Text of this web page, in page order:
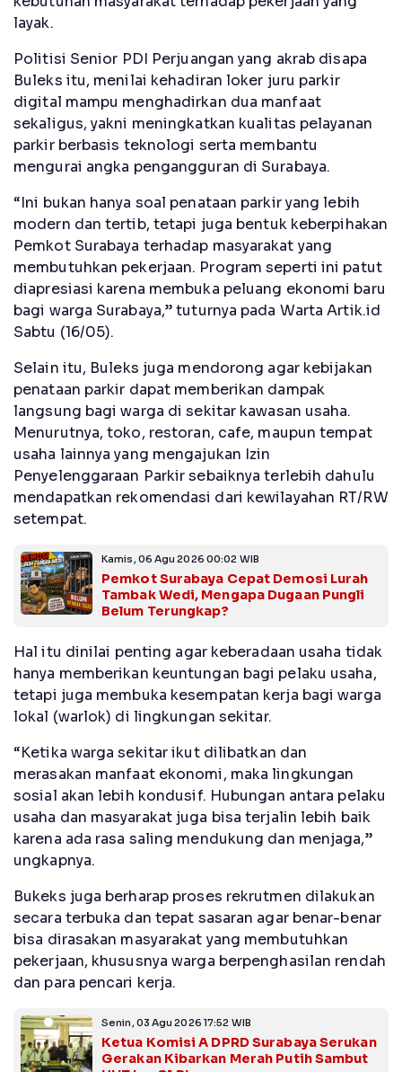
layak.
Politisi Senior PDI Perjuangan yang akrab disapa
Buleks itu, menilai kehadiran loker juru parkir
digital mampu menghadirkan dua manfaat
sekaligus, yakni meningkatkan kualitas pelayanan
parkir berbasis teknologi serta membantu
mengurai angka pengangguran di Surabaya.
“Ini bukan hanya soal penataan parkir yang lebih
modern dan tertib, tetapi juga bentuk keberpihakan
Pemkot Surabaya terhadap masyarakat yang
membutuhkan pekerjaan. Program seperti ini patut
diapresiasi karena membuka peluang ekonomi baru
bagi warga Surabaya,” tuturnya pada Warta Artik.id
Sabtu (16/05).
Selain itu, Buleks juga mendorong agar kebijakan
penataan parkir dapat memberikan dampak
langsung bagi warga di sekitar kawasan usaha.
Menurutnya, toko, restoran, cafe, maupun tempat
usaha lainnya yang mengajukan Izin
Penyelenggaraan Parkir sebaiknya terlebih dahulu
mendapatkan rekomendasi dari kewilayahan RT/RW
setempat.
Kamis, 06 Agu 2026 00:02 WIB
Pemkot Surabaya Cepat Demosi Lurah
Tambak Wedi, Mengapa Dugaan Pungli
Belum Terungkap?
Hal itu dinilai penting agar keberadaan usaha tidak
hanya memberikan keuntungan bagi pelaku usaha,
tetapi juga membuka kesempatan kerja bagi warga
lokal (warlok) di lingkungan sekitar.
“Ketika warga sekitar ikut dilibatkan dan
merasakan manfaat ekonomi, maka lingkungan
sosial akan lebih kondusif. Hubungan antara pelaku
usaha dan masyarakat juga bisa terjalin lebih baik
karena ada rasa saling mendukung dan menjaga,”
ungkapnya.
Bukeks juga berharap proses rekrutmen dilakukan
secara terbuka dan tepat sasaran agar benar-benar
bisa dirasakan masyarakat yang membutuhkan
pekerjaan, khususnya warga berpenghasilan rendah
dan para pencari kerja.
Senin, 03 Agu 2026 17:52 WIB
Ketua Komisi A DPRD Surabaya Serukan
Gerakan Kibarkan Merah Putih Sambut